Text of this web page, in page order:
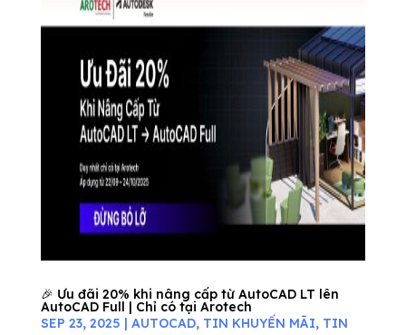
🎉 Ưu đãi 20% khi nâng cấp từ AutoCAD LT lên
AutoCAD Full | Chỉ có tại Arotech
SEP 23, 2025 | AUTOCAD, TIN KHUYẾN MÃI, TIN